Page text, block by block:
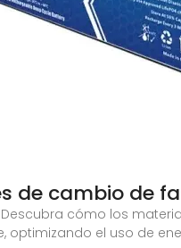
de cambio de
cómo los
optimizando el uso de